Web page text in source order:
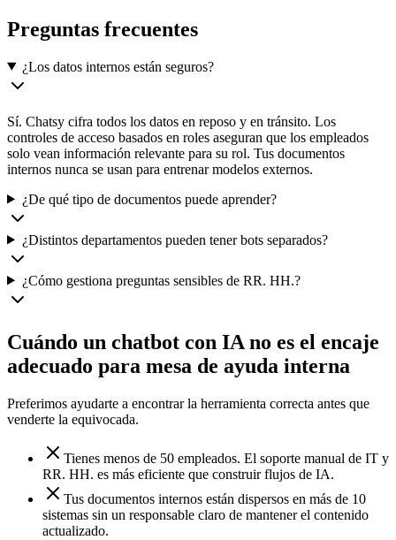
Preguntas frecuentes
¿Los datos internos están seguros?
Sí. Chatsy cifra todos los datos en reposo y en tránsito. Los
controles de acceso basados en roles aseguran que los empleados
solo vean información relevante para su rol. Tus documentos
internos nunca se usan para entrenar modelos externos.
¿De qué tipo de documentos puede aprender?
¿Distintos departamentos pueden tener bots separados?
¿Cómo gestiona preguntas sensibles de RR. HH.?
Cuándo un chatbot con IA no es el encaje
adecuado para mesa de ayuda interna
Preferimos ayudarte a encontrar la herramienta correcta antes que
venderte la equivocada.
Tienes menos de 50 empleados. El soporte manual de IT y
RR. HH. es más eficiente que construir flujos de IA.
Tus documentos internos están dispersos en más de 10
sistemas sin un responsable claro de mantener el contenido
actualizado.